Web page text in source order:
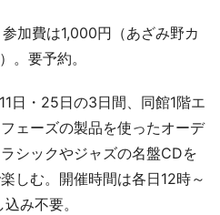
加費は1,000円（あざみ野カ
。要予約。
日・25日の3日間、同館1階エ
ェーズの製品を使ったオーデ
シックやジャズの名盤CDを
しむ。開催時間は各日12時～
み不要。